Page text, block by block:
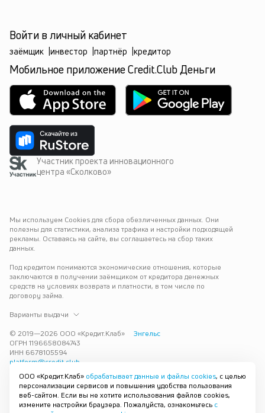
ООО «Кредит.Клаб» обрабатывает данные и файлы cookies, с целью
персонализации сервисов и повышения удобства пользования
веб-сайтом. Если вы не хотите использования файлов cookies,
измените настройки браузера. Пожалуйста, ознакомьтесь с
Мы используем Cookies для сбора обезличенных данных. Они
полезны для статистики, анализа трафика и настройки подходящей
рекламы. Оставаясь на сайте, вы соглашаетесь на сбор таких
данных.
Под кредитом понимаются экономические отношения, которые
заключаются в получении заёмщиком от кредитора денежных
средств на условиях возврата и платности, в том числе по
договору займа.
Варианты выдачи
© 2019—2026 ООО «Кредит.Клаб»
ОГРН 1196658084743
ИНН 6678105594
Энгельс
platform@credit.club
Кредит под залог недвижимости в Энгельсе до 15 млн рублей —
срочно и без лишних справок. Получите деньги под залог
квартиры с плохой кредитной историей с одобрением за 30 минут.
Рассмотрим заявку и предложим наиболее подходящие условия
Войти в личный кабинет
заёмщик инвестор партнёр кредитор
Мобильное приложение Credit.Club Деньги
Участник проекта инновационного
центра «Сколково»